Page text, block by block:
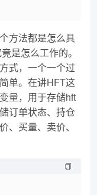
方法都是怎么具
是怎么工作的。
式，一个一个过
单。在讲HFT这
量，用于存储hft
订单状态、持仓
、买量、卖价、